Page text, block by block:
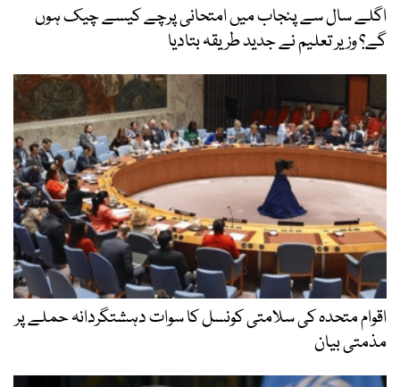
اگلے سال سے پنجاب میں امتحانی پرچے کیسے چیک ہوں
گے؟ وزیر تعلیم نے جدید طریقہ بتادیا
اقوام متحدہ کی سلامتی کونسل کا سوات دہشتگردانہ حملے پر
مذمتی بیان